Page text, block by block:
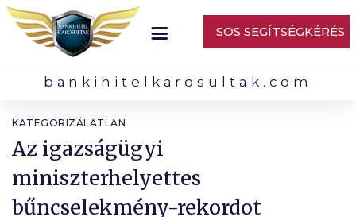
SOS SEGÍTSÉGKÉRÉS
bankihitelkarosultak.com
KATEGORIZÁLATLAN
Az igazságügyi
miniszterhelyettes
bűncselekmény-rekordot